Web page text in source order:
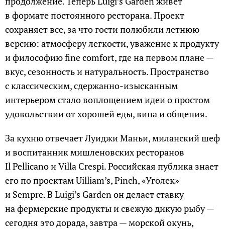
в формате постоянного ресторана. Проект
сохраняет все, за что гости полюбили летнюю
версию: атмосферу легкости, уважение к продукту
и философию fine comfort, где на первом плане —
вкус, сезонность и натуральность. Пространство
с классическим, сдержанно-изысканным
интерьером стало воплощением идеи о простом
удовольствии от хорошей еды, вина и общения.
За кухню отвечает Луиджи Маньи, миланский шеф
и воспитанник мишленовских ресторанов
Il Pellicano и Villa Crespi. Российская публика знает
его по проектам Uilliam’s, Pinch, «Уголек»
и Sempre. В Luigi’s Garden он делает ставку
на фермерские продукты и свежую дикую рыбу —
сегодня это дорада, завтра — морской окунь,